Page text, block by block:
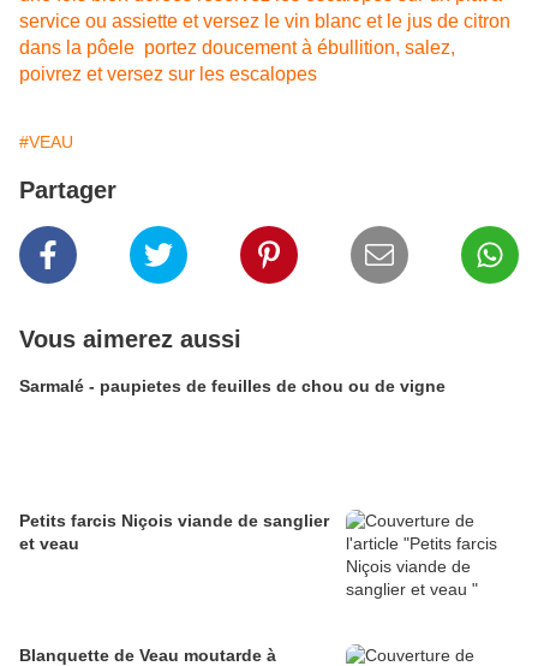
service ou assiette et versez le vin blanc et le jus de citron
dans la pôele portez doucement à ébullition, salez,
poivrez et versez sur les escalopes
#VEAU
Partager
Vous aimerez aussi
Sarmalé - paupietes de feuilles de chou ou de vigne
Petits farcis Niçois viande de sanglier
et veau
Blanquette de Veau moutarde à